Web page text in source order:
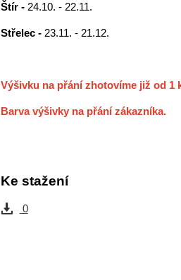
Štír - 24.10. - 22.11.
Střelec - 23.11. - 21.12.
Výšivku na přání zhotovíme již od 1
Barva výšivky na přání zákazníka.
Ke stažení
0